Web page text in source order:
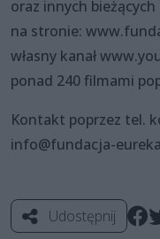
oraz innych
na stronie:
własny kanał
ponad 240 filmami
Kontakt poprzez tel.
info@fundacja-
Udostępnij